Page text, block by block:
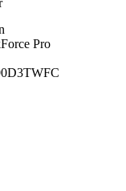
Pro